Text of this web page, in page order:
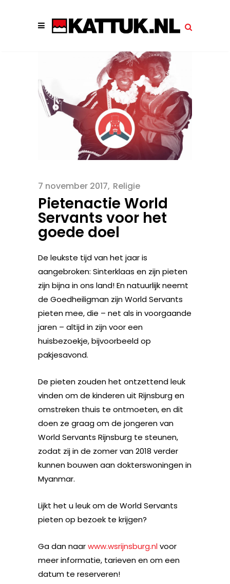
7 november 2017 Religie
Pietenactie World
Servants voor het
goede doel
De leukste tijd van het jaar is
aangebroken: Sinterklaas en zijn pieten
zijn bijna in ons land! En natuurlijk neemt
de Goedheiligman zijn World Servants
pieten mee, die – net als in voorgaande
jaren – altijd in zijn voor een
huisbezoekje, bijvoorbeeld op
pakjesavond.
De pieten zouden het ontzettend leuk
vinden om de kinderen uit Rijnsburg en
omstreken thuis te ontmoeten, en dit
doen ze graag om de jongeren van
World Servants Rijnsburg te steunen,
zodat zij in de zomer van 2018 verder
kunnen bouwen aan dokterswoningen in
Myanmar.
Lijkt het u leuk om de World Servants
pieten op bezoek te krijgen?
Ga dan naarwww.wsrijnsburg.nlvoor
meer informatie, tarieven en om een
datum te reserveren!